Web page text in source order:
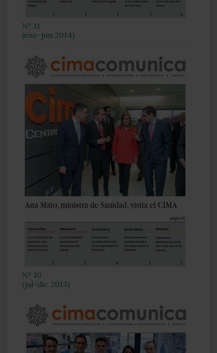
Nº 11
(ene-jun 2014)
Nº 10
(jul-dic 2013)